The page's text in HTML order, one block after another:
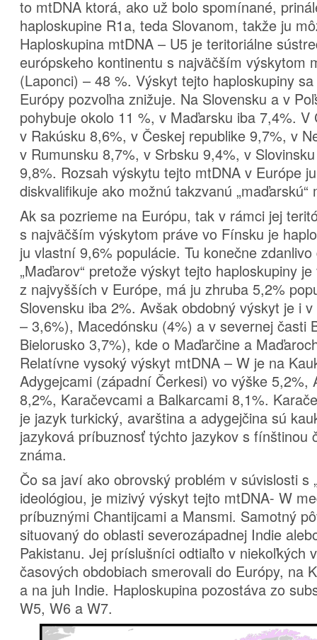
to mtDNA ktorá, ako už bolo spomínané,
haploskupine R1a, teda Slovanom, takže ju
Haploskupina mtDNA – U5 je teritoriálne
európskeho kontinentu s najväčším výskytom
(Laponci) – 48 %. Výskyt tejto haploskupiny
Európy pozvoľna znižuje. Na Slovensku a v
pohybuje okolo 11 %, v Maďarsku iba 7,4%.
v Rakúsku 8,6%, v Českej republike 9,7%, v
v Rumunsku 8,7%, v Srbsku 9,4%, v
9,8%. Rozsah výskytu tejto mtDNA v Európe
diskvalifikuje ako možnú takzvanú „maďarskú“
Ak sa pozrieme na Európu, tak v rámci jej
s najväčším výskytom práve vo Fínsku je
ju vlastní 9,6% populácie. Tu konečne
„Maďarov“ pretože výskyt tejto haploskupiny
z najvyšších v Európe, má ju zhruba 5,2%
Slovensku iba 2%. Avšak obdobný výskyt je i
– 3,6%), Macedónsku (4%) a v severnej časti
Bielorusko 3,7%), kde o Maďarčine a
Relatívne vysoký výskyt mtDNA – W je na
Adygejcami (západní Čerkesi) vo výške 5,2%,
8,2%, Karačevcami a Balkarcami 8,1%.
je jazyk turkický, avarština a adygejčina sú
jazyková príbuznosť týchto jazykov s fínštinou
známa.
Čo sa javí ako obrovský problém v súvislosti s
ideológiou, je mizivý výskyt tejto mtDNA- W
príbuznými Chantijcami a Mansmi. Samotný
situovaný do oblasti severozápadnej Indie
Pakistanu. Jej príslušníci odtiaľto v niekoľkých
časových obdobiach smerovali do Európy, na
a na juh Indie. Haploskupina pozostáva zo
W5, W6 a W7.